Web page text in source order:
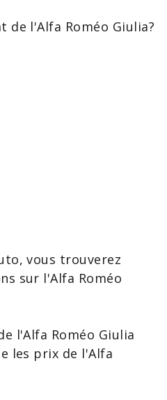
de l'Alfa Roméo Giulia?
vous trouverez
sur l'Alfa Roméo
l'Alfa Roméo Giulia
les prix de l'Alfa